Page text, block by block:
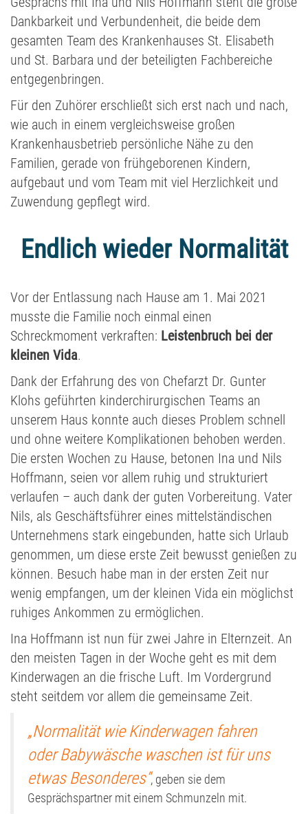
Dankbarkeit und Verbundenheit, die beide dem
gesamten Team des Krankenhauses St. Elisabeth
und St. Barbara und der beteiligten Fachbereiche
entgegenbringen.
Für den Zuhörer erschließt sich erst nach und nach,
wie auch in einem vergleichsweise großen
Krankenhausbetrieb persönliche Nähe zu den
Familien, gerade von frühgeborenen Kindern,
aufgebaut und vom Team mit viel Herzlichkeit und
Zuwendung gepflegt wird.
Endlich wieder Normalität
Vor der Entlassung nach Hause am 1. Mai 2021
musste die Familie noch einmal einen
Schreckmoment verkraften: Leistenbruch bei der
kleinen Vida.
Dank der Erfahrung des von Chefarzt Dr. Gunter
Klohs geführten kinderchirurgischen Teams an
unserem Haus konnte auch dieses Problem schnell
und ohne weitere Komplikationen behoben werden.
Die ersten Wochen zu Hause, betonen Ina und Nils
Hoffmann, seien vor allem ruhig und strukturiert
verlaufen – auch dank der guten Vorbereitung. Vater
Nils, als Geschäftsführer eines mittelständischen
Unternehmens stark eingebunden, hatte sich Urlaub
genommen, um diese erste Zeit bewusst genießen zu
können. Besuch habe man in der ersten Zeit nur
wenig empfangen, um der kleinen Vida ein möglichst
ruhiges Ankommen zu ermöglichen.
Ina Hoffmann ist nun für zwei Jahre in Elternzeit. An
den meisten Tagen in der Woche geht es mit dem
Kinderwagen an die frische Luft. Im Vordergrund
steht seitdem vor allem die gemeinsame Zeit.
„Normalität wie Kinderwagen fahren
oder Babywäsche waschen ist für uns
etwas Besonderes“, geben sie dem
Gesprächspartner mit einem Schmunzeln mit.